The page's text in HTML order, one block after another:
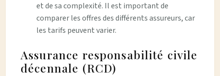
et de sa complexité. Il est important de
comparer les offres des différents assureurs, car
les tarifs peuvent varier.
Assurance responsabilité civile
décennale (RCD)